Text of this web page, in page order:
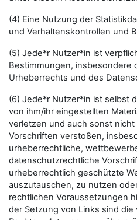
(4) Eine Nutzung der
und Verhaltenskontrollen und
(5) Jede*r Nutzer*in ist
Bestimmungen, insbesondere
Urheberrechts und des
(6) Jede*r Nutzer*in ist selbst
von ihm/ihr eingestellten
verletzen und auch sonst
Vorschriften verstoßen,
urheberrechtliche,
datenschutzrechtliche
urheberrechtlich geschützte
auszutauschen, zu nutzen
rechtlichen Voraussetzungen
der Setzung von Links sind